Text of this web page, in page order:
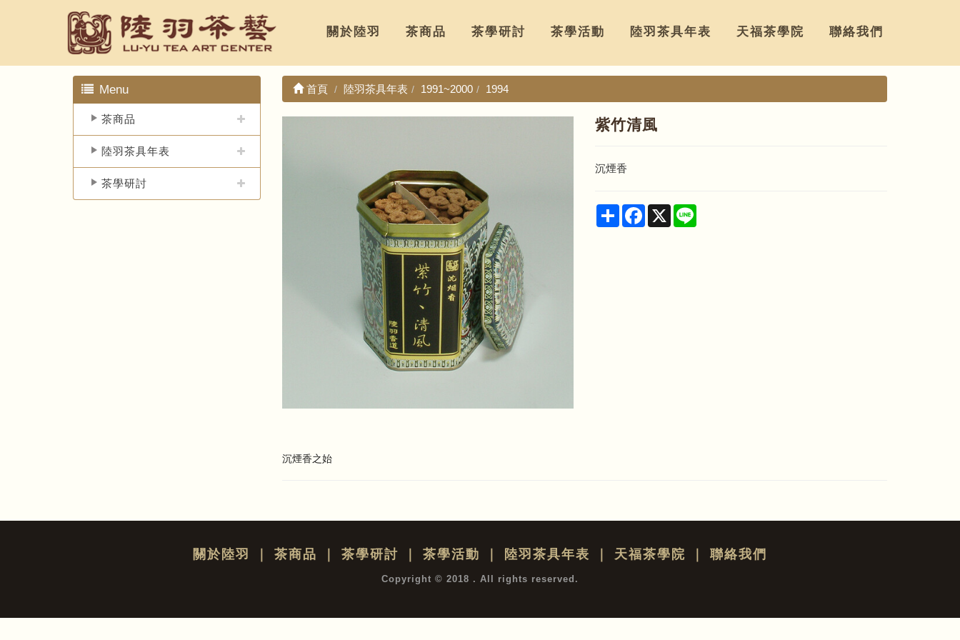
關於陸羽 茶商品 茶學研討 茶學活動 陸羽茶具年表 天福茶學院 聯絡我們
首頁 陸羽茶具年表 1991~2000 1994
紫竹清風
沉煙香
Share Facebook
X
沉煙香之始
Menu
茶商品
陸羽茶具年表
茶學研討
關於陸羽 茶商品 茶學研討 茶學活動 陸羽茶具年表 天福茶學院 聯絡我們
Copyright © 2018 . All rights reserved.